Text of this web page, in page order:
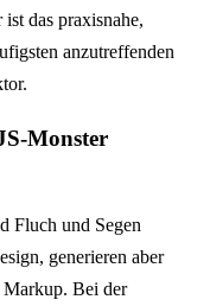
das praxisnahe,
anzutreffenden
Monster
Fluch und Segen
generieren aber
Markup. Bei der